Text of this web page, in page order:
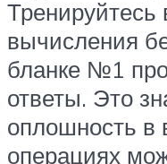
Тренируйтесь
вычисления
бланке №1
ответы. Это
оплошность в
операциях